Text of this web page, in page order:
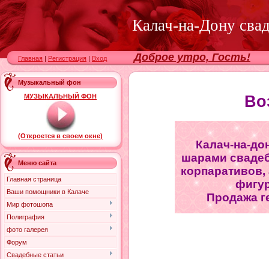
Калач-на-Дону
Главная | Регистрация | Вход Доброе утро, Гость!
Музыкальный фон
МУЗЫКАЛЬНЫЙ ФОН
(Откроется в своем окне)
Меню сайта
Главная страница
Ваши помощники в Калаче
Мир фотошопа
Полиграфия
фото галерея
Форум
Свадебные статьи
Калач-на-
шарами
корпаративов,
Продажа